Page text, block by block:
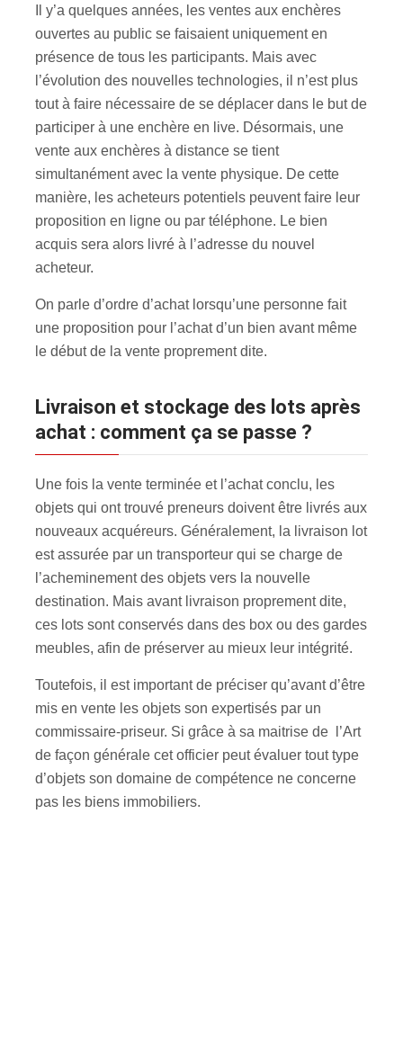
Il y’a quelques années, les ventes aux enchères
ouvertes au public se faisaient uniquement en
présence de tous les participants. Mais avec
l’évolution des nouvelles technologies, il n’est plus
tout à faire nécessaire de se déplacer dans le but de
participer à une enchère en live. Désormais, une
vente aux enchères à distance se tient
simultanément avec la vente physique. De cette
manière, les acheteurs potentiels peuvent faire leur
proposition en ligne ou par téléphone. Le bien
acquis sera alors livré à l’adresse du nouvel
acheteur.
On parle d’ordre d’achat lorsqu’une personne fait
une proposition pour l’achat d’un bien avant même
le début de la vente proprement dite.
Livraison et stockage des lots après
achat : comment ça se passe ?
Une fois la vente terminée et l’achat conclu, les
objets qui ont trouvé preneurs doivent être livrés aux
nouveaux acquéreurs. Généralement, la livraison lot
est assurée par un transporteur qui se charge de
l’acheminement des objets vers la nouvelle
destination. Mais avant livraison proprement dite,
ces lots sont conservés dans des box ou des gardes
meubles, afin de préserver au mieux leur intégrité.
Toutefois, il est important de préciser qu’avant d’être
mis en vente les objets son expertisés par un
commissaire-priseur. Si grâce à sa maitrise de l’Art
de façon générale cet officier peut évaluer tout type
d’objets son domaine de compétence ne concerne
pas les biens immobiliers.